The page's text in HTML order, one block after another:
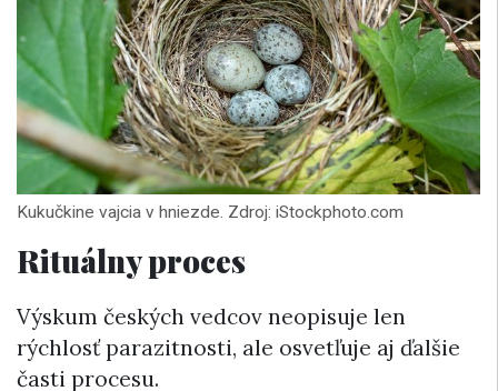
Kukučkine vajcia v hniezde. Zdroj: iStockphoto.com
Rituálny proces
Výskum českých vedcov neopisuje len
rýchlosť parazitnosti, ale osvetľuje aj ďalšie
časti procesu.